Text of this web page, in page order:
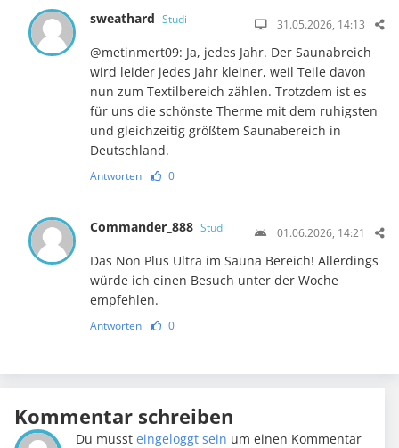
sweathard Studi 31.05.2026, 14:13
@metinmert09: Ja, jedes Jahr. Der Saunabreich
wird leider jedes Jahr kleiner, weil Teile davon
nun zum Textilbereich zählen. Trotzdem ist es
für uns die schönste Therme mit dem ruhigsten
und gleichzeitig größtem Saunabereich in
Deutschland.
Antworten 0
Commander_888 Studi 01.06.2026, 14:21
Das Non Plus Ultra im Sauna Bereich! Allerdings
würde ich einen Besuch unter der Woche
empfehlen.
Antworten 0
Kommentar schreiben
Du mussteingeloggt sein um einen Kommentar